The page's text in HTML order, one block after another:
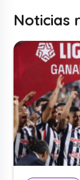
Noticias